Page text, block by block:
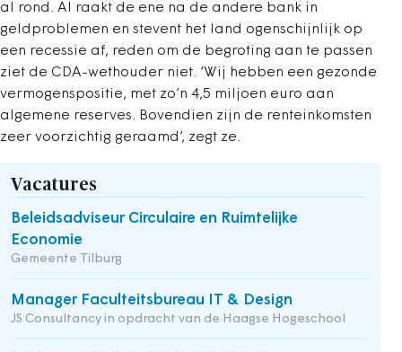
al rond. Al raakt de ene na de andere bank in
geldproblemen en stevent het land ogenschijnlijk op
een recessie af, reden om de begroting aan te passen
ziet de CDA-wethouder niet. ‘Wij hebben een gezonde
vermogenspositie, met zo’n 4,5 miljoen euro aan
algemene reserves. Bovendien zijn de renteinkomsten
zeer voorzichtig geraamd’, zegt ze.
Vacatures
Beleidsadviseur Circulaire en Ruimtelijke
Economie
Gemeente Tilburg
Manager Faculteitsbureau IT & Design
JS Consultancy in opdracht van de Haagse Hogeschool